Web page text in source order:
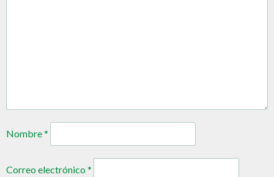
Nombre*
Correo electrónico*